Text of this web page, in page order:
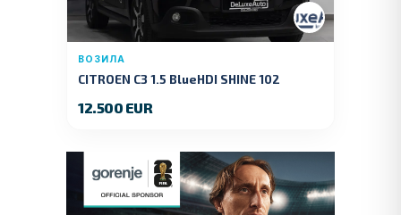
ВОЗИЛА
CITROEN C3 1.5 BlueHDI SHINE 102
12.500 EUR